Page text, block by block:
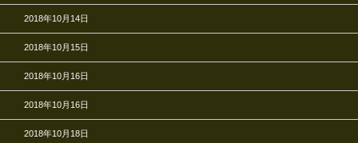
2018年10月14日
2018年10月15日
2018年10月16日
2018年10月16日
2018年10月18日